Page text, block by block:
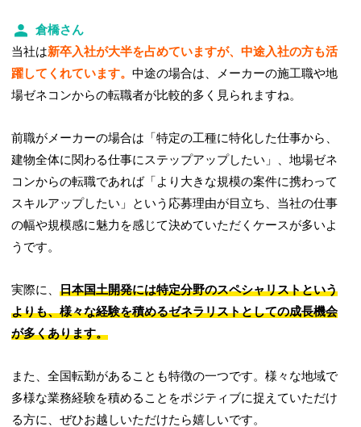
倉橋さん
当社は新卒入社が大半を占めていますが、中途入社の方も活
躍してくれています。中途の場合は、メーカーの施工職や地
場ゼネコンからの転職者が比較的多く見られますね。
前職がメーカーの場合は「特定の工種に特化した仕事から、
建物全体に関わる仕事にステップアップしたい」、地場ゼネ
コンからの転職であれば「より大きな規模の案件に携わって
スキルアップしたい」という応募理由が目立ち、当社の仕事
の幅や規模感に魅力を感じて決めていただくケースが多いよ
うです。
実際に、日本国土開発には特定分野のスペシャリストという
よりも、様々な経験を積めるゼネラリストとしての成長機会
が多くあります。
また、全国転勤があることも特徴の一つです。様々な地域で
多様な業務経験を積めることをポジティブに捉えていただけ
る方に、ぜひお越しいただけたら嬉しいです。